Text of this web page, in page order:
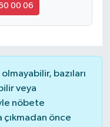
00 06
bazıları
veya
nöbete
önce